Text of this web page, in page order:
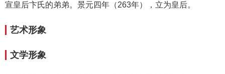
宣皇后卞氏的弟弟。景元四年（263年），立为皇后。
艺术形象
文学形象